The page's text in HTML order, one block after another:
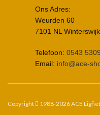
Ons Adres:
Weurden 60
7101 NL Winterswijk
Telefoon: 0543
Email: info@ace-
Copyright 1988-2026 ACE